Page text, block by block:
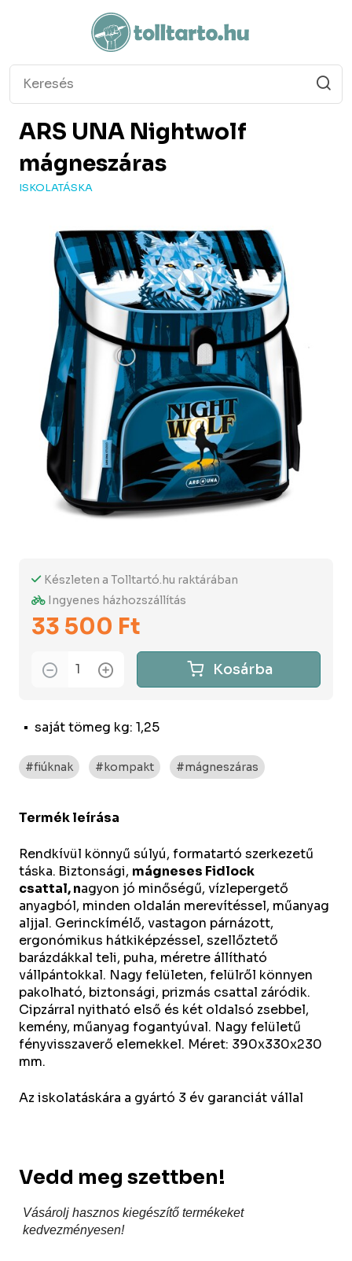
ARS UNA Nightwolf
mágneszáras
ISKOLATÁSKA
saját tömeg kg: 1,25
Készleten a Tolltartó.hu raktárában
Ingyenes házhozszállítás
33 500 Ft
Kosárba
#fiúknak #kompakt #mágneszáras
Termék leírása
Rendkívül könnyű súlyú, formatartó szerkezetű
táska. Biztonsági, mágneses Fidlock
csattal,nagyon jó minőségű, vízlepergető
anyagból, minden oldalán merevítéssel, műanyag
aljjal. Gerinckímélő, vastagon párnázott,
ergonómikus hátkiképzéssel, szellőztető
barázdákkal teli, puha, méretre állítható
vállpántokkal. Nagy felületen, felülről könnyen
pakolható, biztonsági, prizmás csattal záródik.
Cipzárral nyitható első és két oldalsó zsebbel,
kemény, műanyag fogantyúval. Nagy felületű
fényvisszaverő elemekkel. Méret: 390x330x230
mm.
Az iskolatáskára a gyártó 3 év garanciát vállal
Vedd meg szettben!
Vásárolj hasznos kiegészítő termékeket
kedvezményesen!